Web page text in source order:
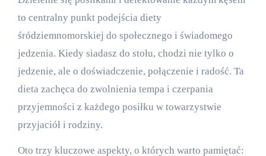
to centralny punkt podejścia diety
śródziemnomorskiej do społecznego i świadomego
jedzenia. Kiedy siadasz do stołu, chodzi nie tylko o
jedzenie, ale o doświadczenie, połączenie i radość. Ta
dieta zachęca do zwolnienia tempa i czerpania
przyjemności z każdego posiłku w towarzystwie
przyjaciół i rodziny.
Oto trzy kluczowe aspekty, o których warto pamiętać: